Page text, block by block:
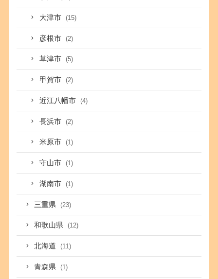
大津市 (15)
彦根市 (2)
草津市 (5)
甲賀市 (2)
近江八幡市 (4)
長浜市 (2)
米原市 (1)
守山市 (1)
湖南市 (1)
三重県 (23)
和歌山県 (12)
北海道 (11)
青森県 (1)